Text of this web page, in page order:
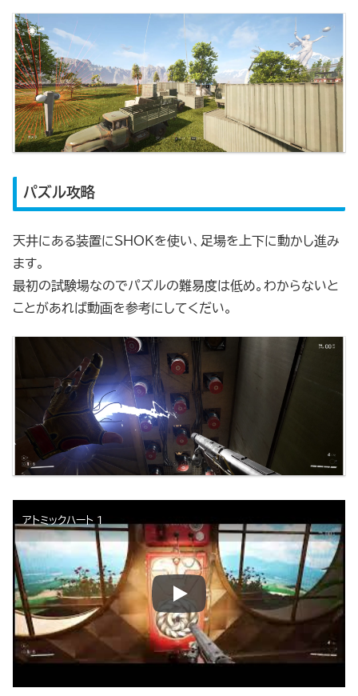
パズル攻略
天井にある装置にSHOKを使い、足場を上下に動かし進み
ます。
最初の試験場なのでパズルの難易度は低め。わからないと
ことがあれば動画を参考にしてくだい。
アトミックハート 1